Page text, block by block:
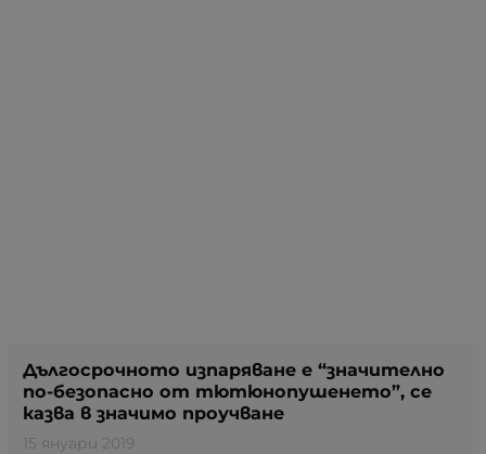
Дългосрочното изпаряване е “значително
по-безопасно от тютюнопушенето”, се
казва в значимо проучване
15 януари 2019